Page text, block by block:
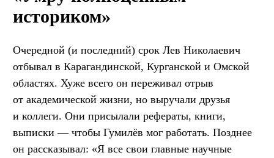
историком»
Очередной (и последний) срок Лев Николаевич
отбывал в Карагандинской, Курганской и Омской
областях. Хуже всего он переживал отрыв
от академической жизни, но выручали друзья
и коллеги. Они присылали рефераты, книги,
выписки — чтобы Гумилёв мог работать. Позднее
он рассказывал: «Я все свои главные научные